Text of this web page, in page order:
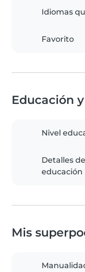
Idiomas
Favorito
Educación
Nivel
Detalles
educación
Mis